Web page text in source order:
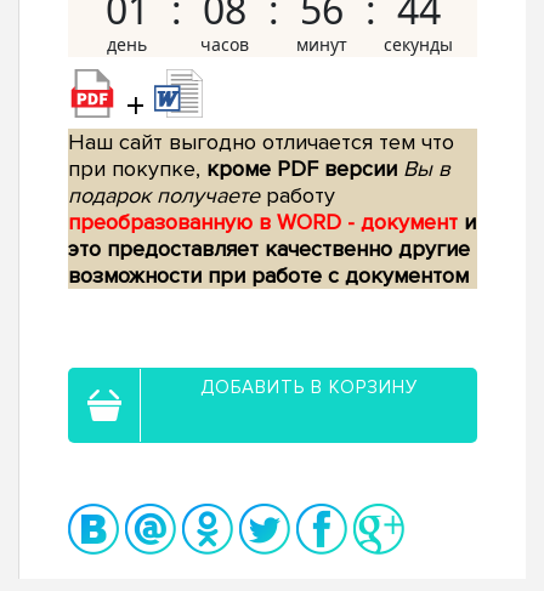
+
Наш сайт выгодно отличается тем что
при покупке, кроме PDF версии Вы в
подарок получаетеработу
преобразованную в WORD - документ и
это предоставляет качественно другие
возможности при работе с документом
ДОБАВИТЬ В КОРЗИНУ